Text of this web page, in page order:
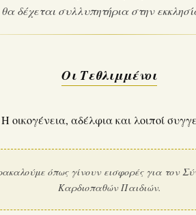
δέχεται συλλυπητήρια στην
Οι Τεθλιμμένοι
Η οικογένεια, αδέλφια και λοιποί
όπως γίνουν εισφορές για τον
Καρδιοπαθών Παιδιών.